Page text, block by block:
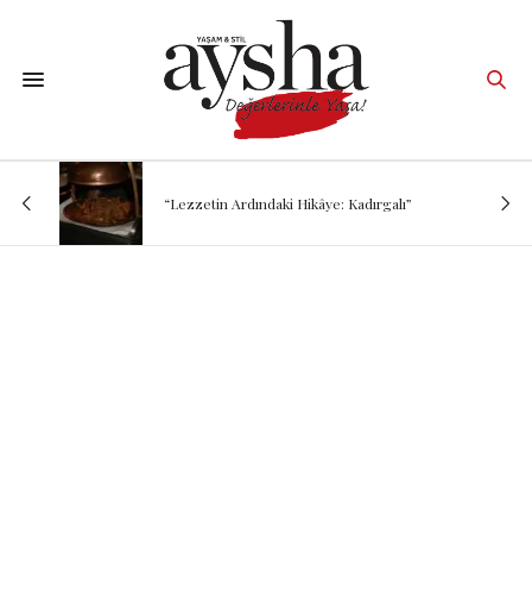
“Lezzetin Ardındaki Hikâye: Kadırgalı”